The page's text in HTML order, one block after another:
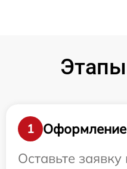
1
Оформление
Оставьте заявку